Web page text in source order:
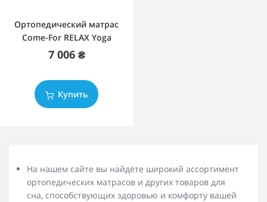
Ортопедический матрас
Come-For RELAX Yoga
7 006 ₴
Купить
На нашем сайте вы найдёте широкий ассортимент
ортопедических матрасов и других товаров для
сна, способствующих здоровью и комфорту вашей